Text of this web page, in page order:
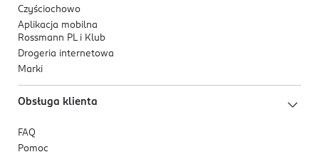
Czyściochowo
Aplikacja mobilna
Rossmann PL i Klub
Drogeria internetowa
Marki
Obsługa klienta
FAQ
Pomoc